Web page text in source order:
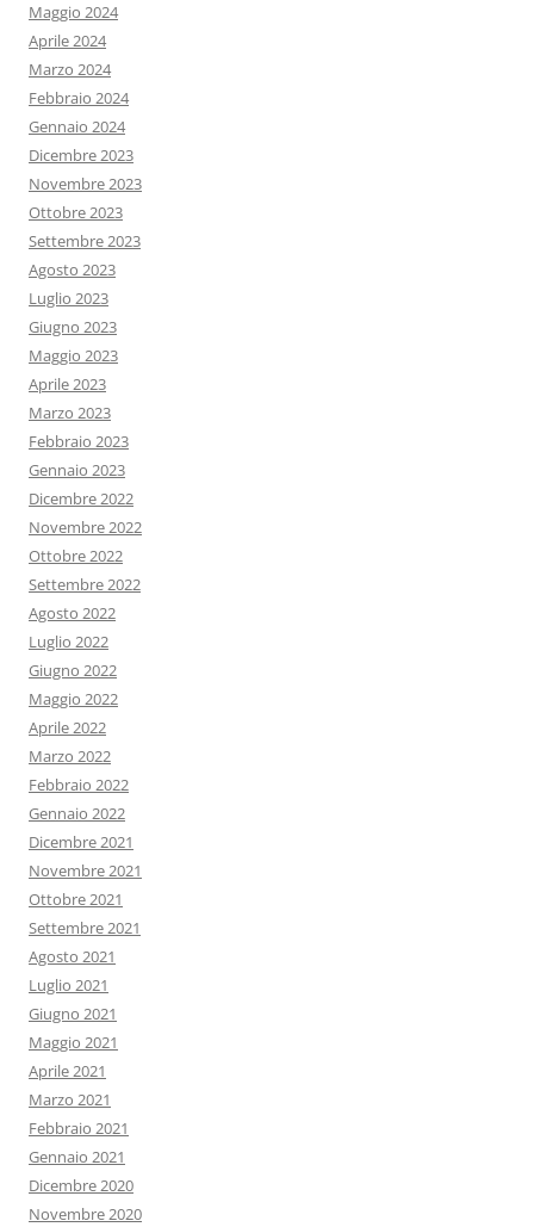
Maggio 2024
Aprile 2024
Marzo 2024
Febbraio 2024
Gennaio 2024
Dicembre 2023
Novembre 2023
Ottobre 2023
Settembre 2023
Agosto 2023
Luglio 2023
Giugno 2023
Maggio 2023
Aprile 2023
Marzo 2023
Febbraio 2023
Gennaio 2023
Dicembre 2022
Novembre 2022
Ottobre 2022
Settembre 2022
Agosto 2022
Luglio 2022
Giugno 2022
Maggio 2022
Aprile 2022
Marzo 2022
Febbraio 2022
Gennaio 2022
Dicembre 2021
Novembre 2021
Ottobre 2021
Settembre 2021
Agosto 2021
Luglio 2021
Giugno 2021
Maggio 2021
Aprile 2021
Marzo 2021
Febbraio 2021
Gennaio 2021
Dicembre 2020
Novembre 2020